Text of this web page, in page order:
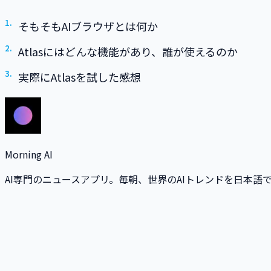
そもそもAIブラウザとは何か
Atlasにはどんな機能があり、誰が使えるのか
実際にAtlasを試した感想
Morning AI
AI専門のニュースアプリ。毎朝、世界のAIトレンドを日本語